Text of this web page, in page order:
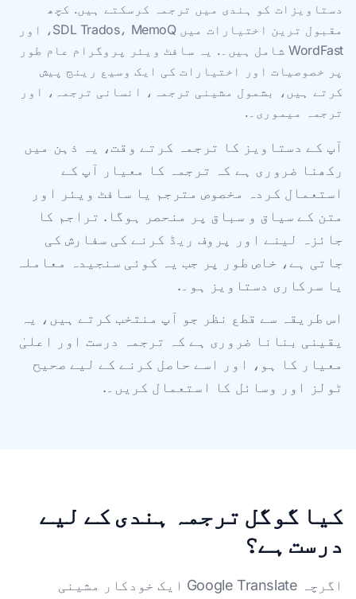
دستاویزات کو ہندی میں ترجمہ کرسکتے ہیں. کچھ
مقبول ترین اختیارات میں SDL Trados، MemoQ، اور
WordFast شامل ہیں۔. یہ سافٹ ویئر پروگرام عام طور
پر خصوصیات اور اختیارات کی ایک وسیع رینج پیش
کرتے ہیں، بشمول مشینی ترجمہ، انسانی ترجمہ، اور
ترجمہ میموری۔.
آپ کے دستاویز کا ترجمہ کرتے وقت، یہ ذہن میں
رکھنا ضروری ہے کہ ترجمہ کا معیار آپ کے
استعمال کردہ مخصوص مترجم یا سافٹ ویئر اور
متن کے سیاق و سباق پر منحصر ہوگا. تراجم کا
جائزہ لینے اور پروف ریڈ کرنے کی سفارش کی
جاتی ہے، خاص طور پر جب یہ کوئی سنجیدہ معاملہ
یا سرکاری دستاویز ہو۔.
اس طریقہ سے قطع نظر جو آپ منتخب کرتے ہیں، یہ
یقینی بنانا ضروری ہے کہ ترجمہ درست اور اعلیٰ
معیار کا ہو، اور اسے حاصل کرنے کے لیے صحیح
ٹولز اور وسائل کا استعمال کریں۔.
کیا گوگل ترجمہ ہندی کے لیے
درست ہے؟
اگرچہ Google Translate ایک خودکار مشینی